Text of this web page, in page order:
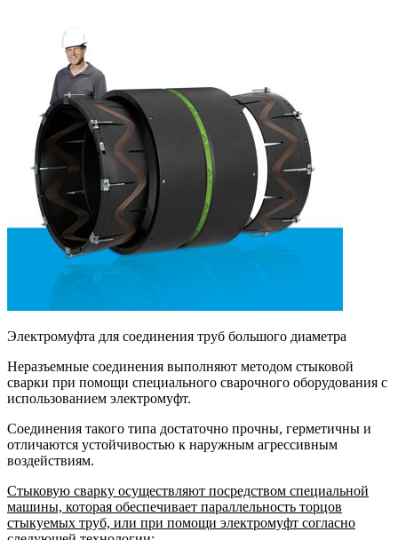
Электромуфта для соединения труб большого диаметра
Неразъемные соединения выполняют методом стыковой
сварки при помощи специального сварочного оборудования с
использованием электромуфт.
Соединения такого типа достаточно прочны, герметичны и
отличаются устойчивостью к наружным агрессивным
воздействиям.
Стыковую сварку осуществляют посредством специальной
машины, которая обеспечивает параллельность торцов
стыкуемых труб, или при помощи электромуфт согласно